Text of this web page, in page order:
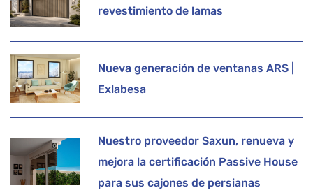
revestimiento de lamas
Nueva generación de ventanas ARS |
Exlabesa
Nuestro proveedor Saxun, renueva y
mejora la certificación Passive House
para sus cajones de persianas